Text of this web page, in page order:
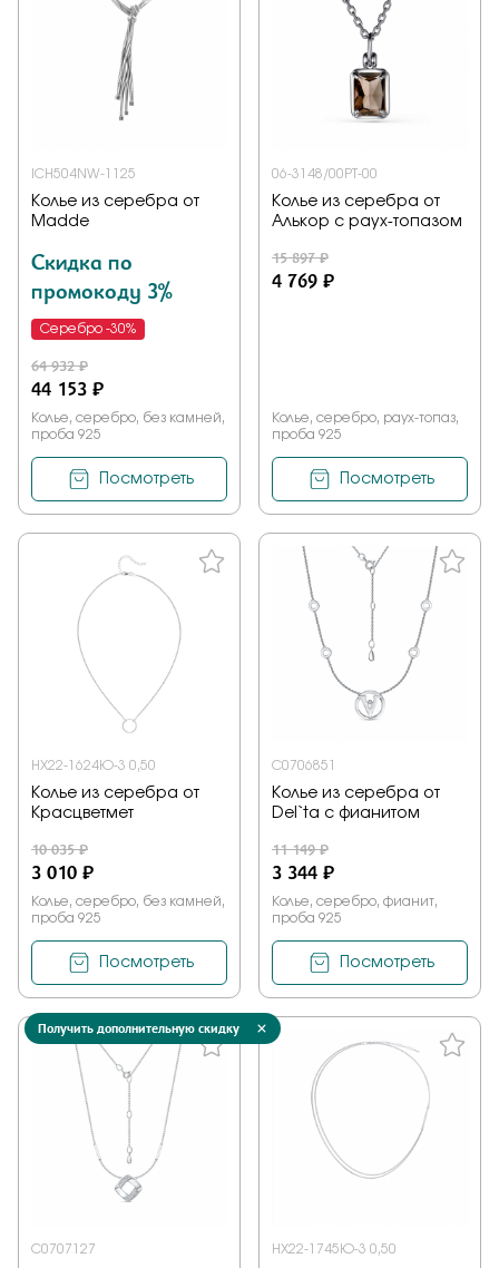
ICH504NW-1125
Колье из серебра от
Madde
Скидка по
промокоду 3%
Серебро -30%
64 932 ₽
44 153 ₽
Колье, серебро, без камней,
проба 925
Посмотреть
06-3148/00РТ-00
Колье из серебра от
Алькор с раух-топазом
15 897 ₽
4 769 ₽
Колье, серебро, раух-топаз,
проба 925
Посмотреть
НХ22-1624Ю-3 0,50
Колье из серебра от
Красцветмет
10 035 ₽
3 010 ₽
Колье, серебро, без камней,
проба 925
Посмотреть
С0706851
Колье из серебра от
Del`ta с фианитом
11 149 ₽
3 344 ₽
Колье, серебро, фианит,
проба 925
Посмотреть
С0707127 НХ22-1745Ю-3 0,50
Получить дополнительную скидку